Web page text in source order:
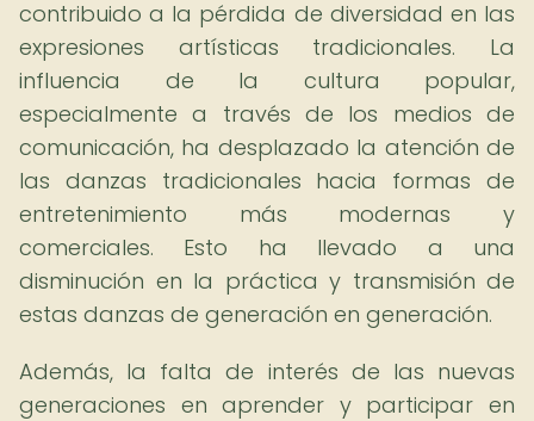
contribuido a la pérdida de diversidad en las
expresiones artísticas tradicionales. La
influencia de la cultura popular,
especialmente a través de los medios de
comunicación, ha desplazado la atención de
las danzas tradicionales hacia formas de
entretenimiento más modernas y
comerciales. Esto ha llevado a una
disminución en la práctica y transmisión de
estas danzas de generación en generación.
Además, la falta de interés de las nuevas
generaciones en aprender y participar en